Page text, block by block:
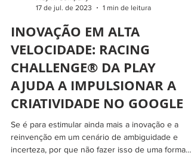
Play in Company
17 de jul. de 2023
1 min de leitura
INOVAÇÃO EM ALTA
VELOCIDADE: RACING
CHALLENGE® DA PLAY
AJUDA A IMPULSIONAR A
CRIATIVIDADE NO GOOGLE